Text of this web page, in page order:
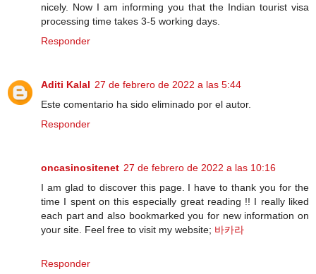
nicely. Now I am informing you that the Indian tourist visa
processing time takes 3-5 working days.
Responder
Aditi Kalal 27 de febrero de 2022 a las 5:44
Este comentario ha sido eliminado por el autor.
Responder
oncasinositenet 27 de febrero de 2022 a las 10:16
I am glad to discover this page. I have to thank you for the
time I spent on this especially great reading !! I really liked
each part and also bookmarked you for new information on
your site. Feel free to visit my website; 바카라
Responder